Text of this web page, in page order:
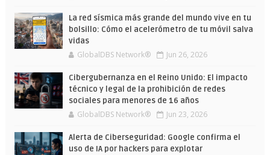
La red sísmica más grande del mundo vive en tu
bolsillo: Cómo el acelerómetro de tu móvil salva
vidas
GlobalDBS Network® Jun 26, 2026
Cibergubernanza en el Reino Unido: El impacto
técnico y legal de la prohibición de redes
sociales para menores de 16 años
GlobalDBS Network® Jun 23, 2026
Alerta de Ciberseguridad: Google confirma el
uso de IA por hackers para explotar